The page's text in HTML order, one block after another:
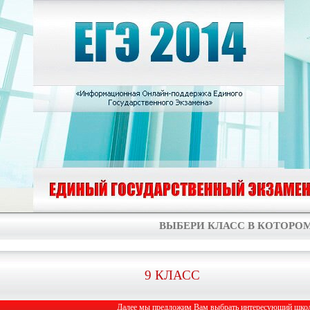
ВЫБЕРИ КЛАСС В
9 КЛАСС
Далее мы предложим Вам выбрать интересующий